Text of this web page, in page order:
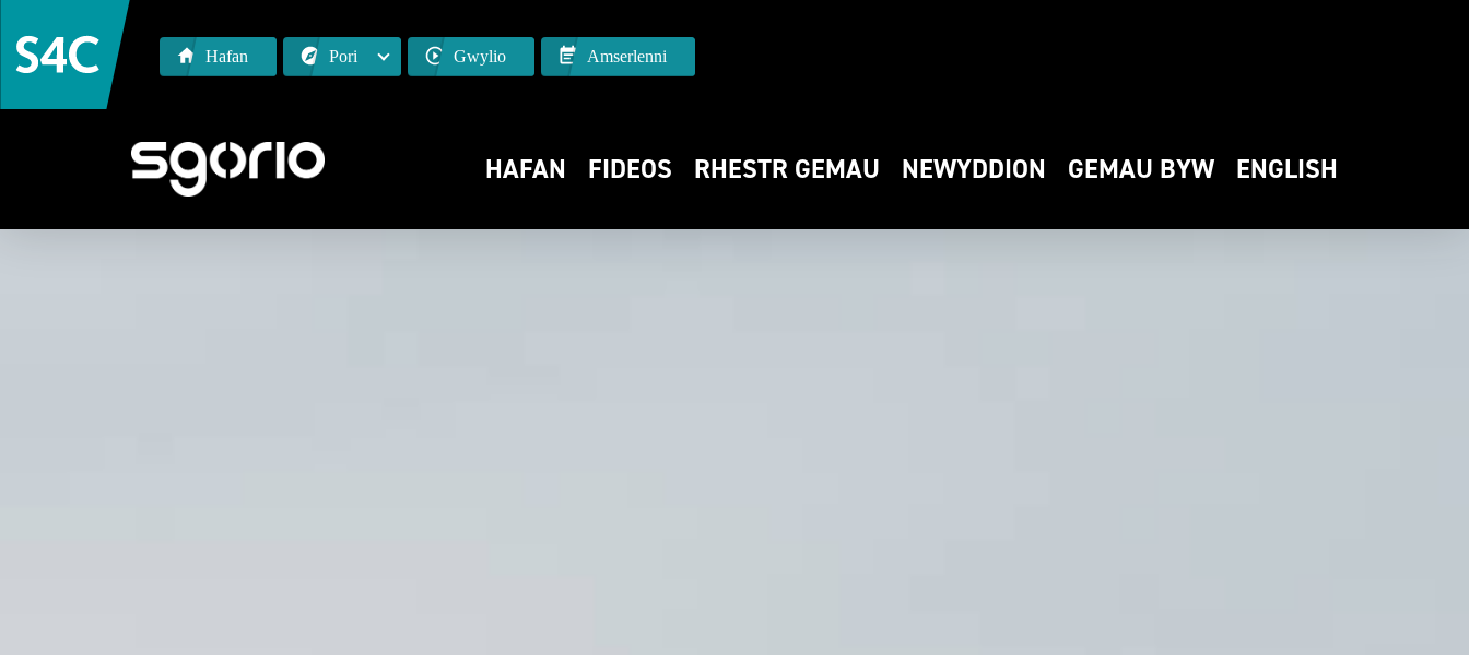
Hafan Pori Gwylio Amserlenni
HAFAN FIDEOS RHESTR GEMAU NEWYDDION GEMAU BYW ENGLISH